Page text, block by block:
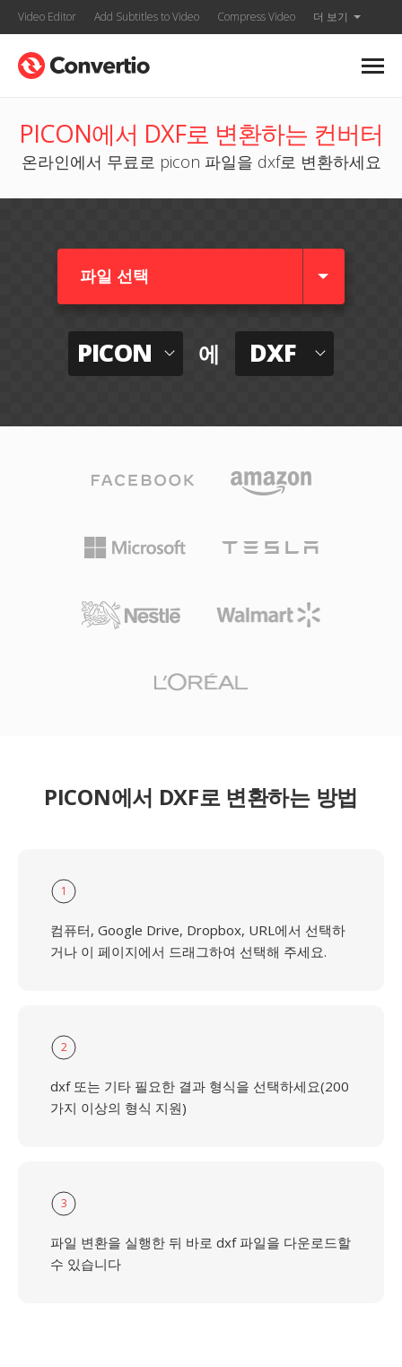
Video Editor Add Subtitles to Video Compress Video 더 보기
PICON에서 DXF로 변환하는 컨버터
온라인에서 무료로 picon 파일을 dxf로 변환하세요
파일 선택
PICON 에 DXF
PICON에서 DXF로 변환하는 방법
1
컴퓨터, Google Drive, Dropbox, URL에서 선택하
거나 이 페이지에서 드래그하여 선택해 주세요.
2
dxf 또는 기타 필요한 결과 형식을 선택하세요(200
가지 이상의 형식 지원)
3
파일 변환을 실행한 뒤 바로 dxf 파일을 다운로드할
수 있습니다